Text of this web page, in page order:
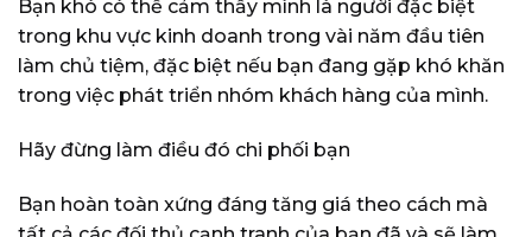
Bạn khó có thể cảm thấy mình là người đặc biệt
trong khu vực kinh doanh trong vài năm đầu tiên
làm chủ tiệm, đặc biệt nếu bạn đang gặp khó khăn
trong việc phát triển nhóm khách hàng của mình.
Hãy đừng làm điều đó chi phối bạn
Bạn hoàn toàn xứng đáng tăng giá theo cách mà